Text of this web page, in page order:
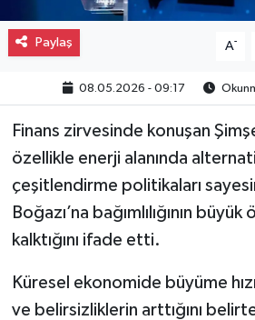
Paylaş A-
08.05.2026 - 09:17
Finans zirvesinde konuşan
özellikle enerji alanında
çeşitlendirme politikaları
Boğazı’na bağımlılığının
kalktığını ifade etti.
Küresel ekonomide büyüme
ve belirsizliklerin arttığını